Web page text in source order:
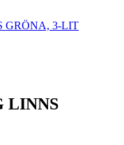
GRÖNA, 3-LIT
LINNS